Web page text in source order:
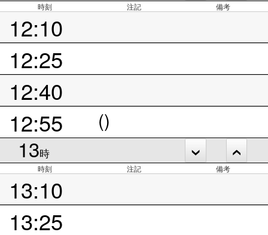
時刻 注記 備考
12:10
12:25
12:40
12:55
()
13時
時刻 注記 備考
13:10
13:25